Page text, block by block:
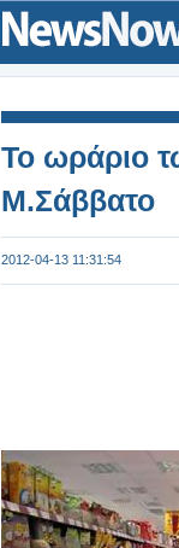
Το ωράριο
Μ.Σάββατο
2012-04-13 11:31:54